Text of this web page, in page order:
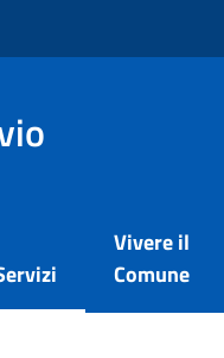
Vivere il
Comune